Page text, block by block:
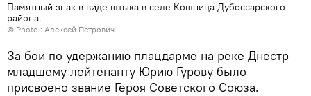
Памятный знак в виде штыка в селе Кошница Дубоссарского
района.
© Photo : Алексей Петрович
За бои по удержанию плацдарме на реке Днестр
младшему лейтенанту Юрию Гурову было
присвоено звание Героя Советского Союза.